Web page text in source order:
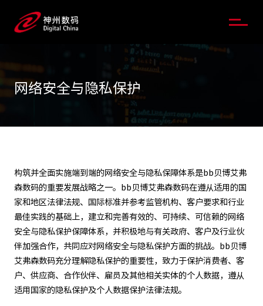
网络安全与隐私保护
构筑并全面实施端到端的网络安全与隐私保障体系是bb贝博艾弗
森数码的重要发展战略之一。bb贝博艾弗森数码在遵从适用的国
家和地区法律法规、国际标准并参考监管机构、客户要求和行业
最佳实践的基础上，建立和完善有效的、可持续、可信赖的网络
安全与隐私保护保障体系，并积极地与有关政府、客户及行业伙
伴加强合作，共同应对网络安全与隐私保护方面的挑战。bb贝博
艾弗森数码充分理解隐私保护的重要性，致力于保护消费者、客
户、供应商、合作伙伴、雇员及其他相关实体的个人数据，遵从
适用国家的隐私保护及个人数据保护法律法规。